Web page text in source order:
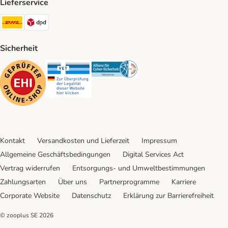
Lieferservice
DHL Shipping Method
Sicherheit
Security Security Security
Kontakt Versandkosten und Lieferzeit
Impressum
Allgemeine Geschäftsbedingungen
Digital Services Act
Vertrag widerrufen
Entsorgungs- und Umweltbestimmungen
Zahlungsarten
Über uns Partnerprogramme
Karriere
Corporate Website
Datenschutz Erklärung zur Barrierefreiheit
© zooplus SE 2026